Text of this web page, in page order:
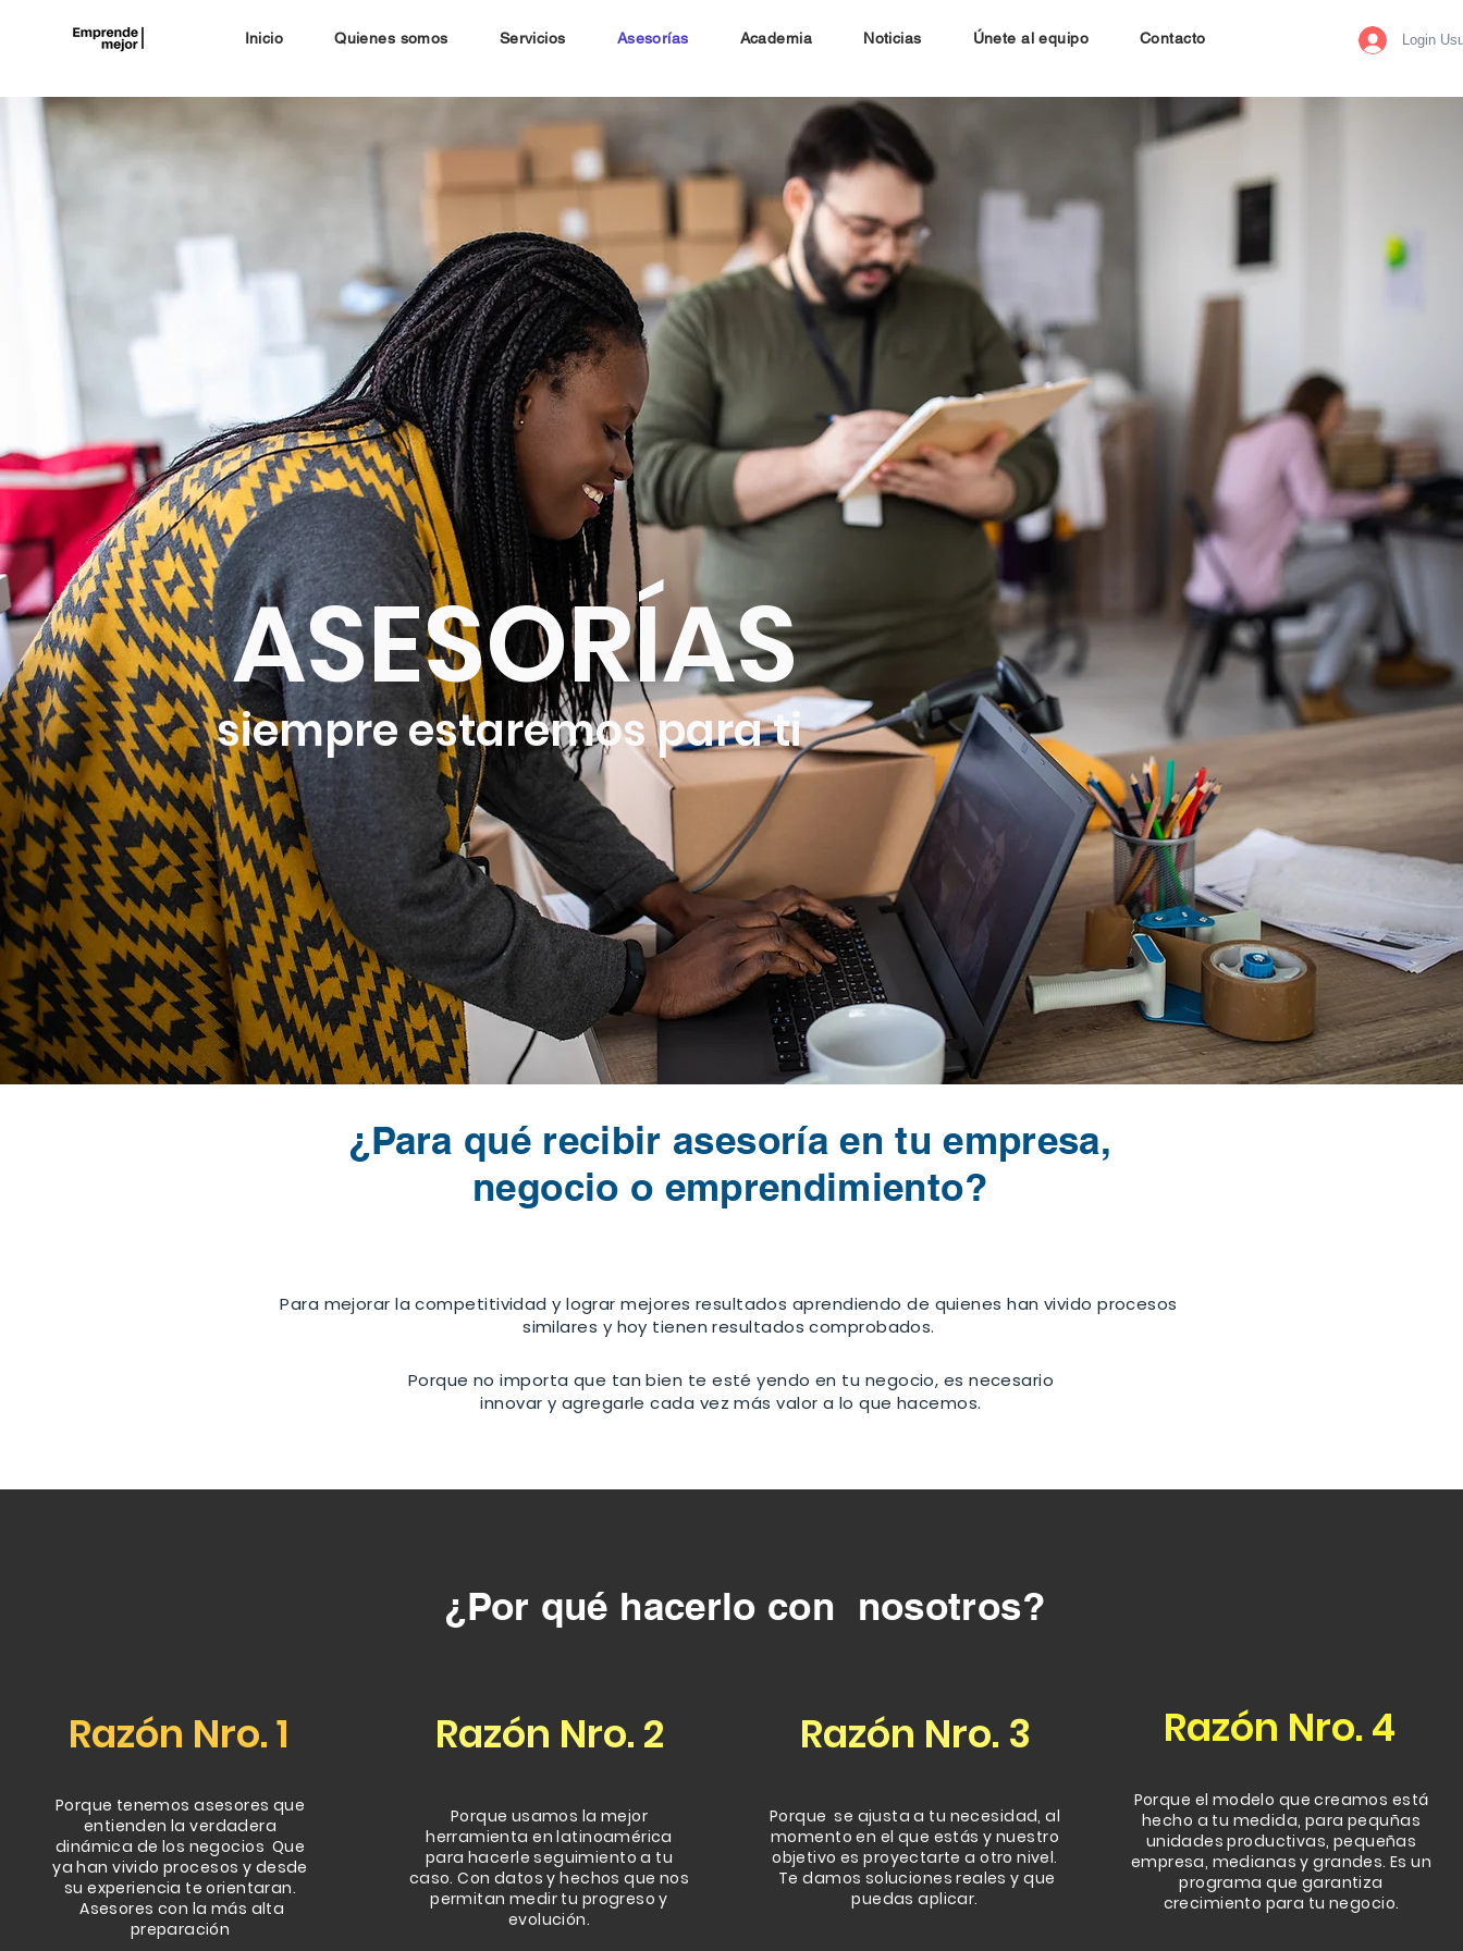
Inicio Quienes somos Servicios Asesorías Academia Noticias Únete al equipo Contacto Login
ASESORÍAS
siempre estaremos para ti
¿Para qué recibir asesoría en tu empresa,
negocio o emprendimiento?
Para mejorar la competitividad y lograr mejores resultados aprendiendo de quienes han vivido procesos
similares y hoy tienen resultados comprobados.
Porque no importa que tan bien te esté yendo en tu negocio, es necesario
innovar y agregarle cada vez más valor a lo que hacemos.
¿Por qué hacerlo con nosotros?
Razón Nro. 1
Porque tenemos asesores que
entienden la verdadera
dinámica de los negocios Que
ya han vivido procesos y desde
su experiencia te orientaran.
Asesores con la más alta
preparación
Razón Nro. 2
Porque usamos la mejor
herramienta en latinoamérica
para hacerle seguimiento a tu
caso. Con datos y hechos que nos
permitan medir tu progreso y
evolución.
Razón Nro. 3
Porque se ajusta a tu necesidad, al
momento en el que estás y nuestro
objetivo es proyectarte a otro nivel.
Te damos soluciones reales y que
puedas aplicar.
Razón Nro. 4
Porque el modelo que creamos está
hecho a tu medida, para pequñas
unidades productivas, pequeñas
empresa, medianas y grandes. Es un
programa que garantiza
crecimiento para tu negocio.